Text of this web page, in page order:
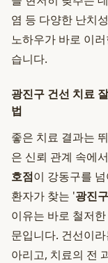
염 등 다양한 난치
노하우가 바로 이
습니다.
광진구 건선 치료
법
좋은 치료 결과는
은 신뢰 관계 속에
호점이 강동구를
환자가 찾는 '광진
이유는 바로 철저
문입니다. 건선이
아리고, 치료의 전